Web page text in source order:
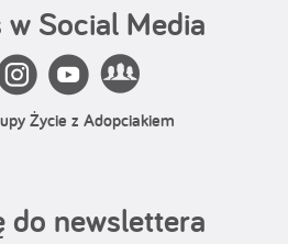
w Social Media
Życie z Adopciakiem
do newslettera